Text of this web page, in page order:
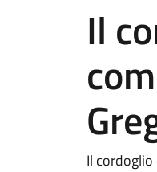
Il
Il